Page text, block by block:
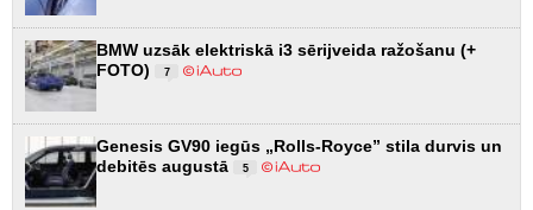
BMW uzsāk elektriskā i3 sērijveida ražošanu (+
FOTO)
7
Genesis GV90 iegūs „Rolls-Royce” stila durvis un
debitēs augustā
5